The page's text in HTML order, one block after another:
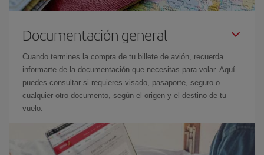
Documentación general
Cuando termines la compra de tu billete de avión, recuerda
informarte de la documentación que necesitas para volar. Aquí
puedes consultar si requieres visado, pasaporte, seguro o
cualquier otro documento, según el origen y el destino de tu
vuelo.